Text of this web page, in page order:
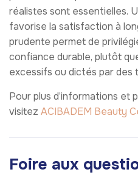
réalistes sont essentielles.
favorise la satisfaction à
prudente permet de
confiance durable, plutôt
excessifs ou dictés par des
Pour plus d’informations et
visitez ACIBADEM Beauty
Foire aux